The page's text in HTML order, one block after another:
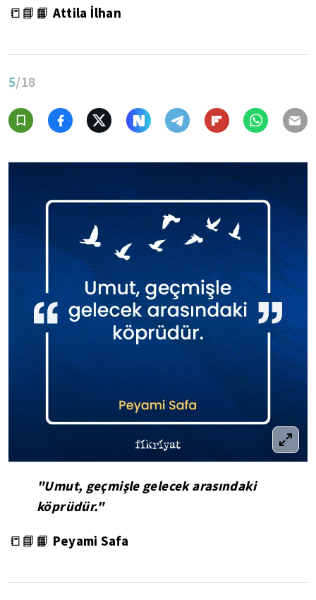
📒📘📙 Attila İlhan
5/18
"Umut, geçmişle gelecek arasındaki
köprüdür."
📒📘📙 Peyami Safa